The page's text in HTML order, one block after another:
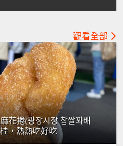
觀看全部
花捲(광장시장 찹쌀꽈배
，熱熱吃好吃